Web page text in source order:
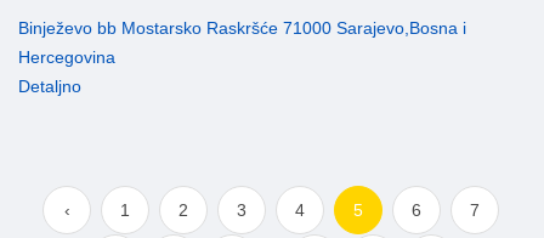
Binježevo bb Mostarsko Raskršće 71000 Sarajevo,Bosna i
Hercegovina
Detaljno
‹ 1 2 3 4 5 6 7